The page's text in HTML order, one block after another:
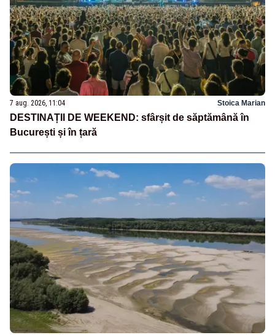
7 aug. 2026, 11:04 Stoica Marian
DESTINAȚII DE WEEKEND: sfârșit de săptămână în
București și în țară